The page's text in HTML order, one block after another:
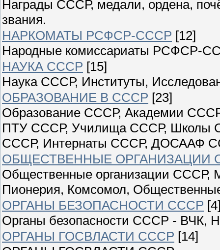
Награды СССР, медали, ордена,
звания.
НАРКОМАТЫ РСФСР-СССР [12]
Народные комиссариаты РСФСР-
НАУКА СССР [15]
Наука СССР, Институты,
ОБРАЗОВАНИЕ В СССР [23]
Образование СССР, Академии
ПТУ СССР, Училища СССР, Школы
СССР, Интернаты СССР, ДОСААФ
ОБЩЕСТВЕННЫЕ ОРГАНИЗАЦИИ
Общественные организации СССР,
Пионерия, Комсомол,
ОРГАНЫ БЕЗОПАСНОСТИ СССР
Органы безопасности СССР -
ОРГАНЫ ГОСВЛАСТИ СССР [14]